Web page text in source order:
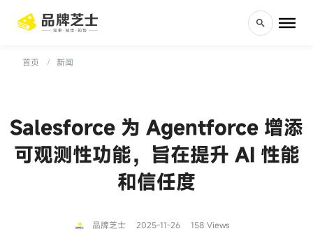
首页 新闻
Salesforce 为 Agentforce 增添
可观测性功能，旨在提升 AI 性能
和信任度
品牌芝士 2025-11-26 158 Views